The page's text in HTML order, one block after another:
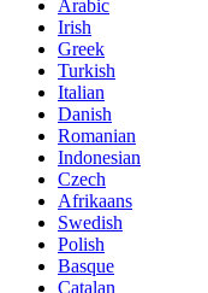
Arabic
Irish
Greek
Turkish
Italian
Danish
Romanian
Indonesian
Czech
Afrikaans
Swedish
Polish
Basque
Catalan